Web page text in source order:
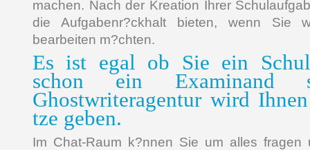
machen. Nach der Kreation Ihrer
die Aufgabenr?ckhalt bieten, wenn Sie
bearbeiten m?chten.
Es ist egal ob Sie ein
schon ein Examinand
Ghostwriteragentur wird
tze geben.
Im Chat-Raum k?nnen Sie um alles fragen